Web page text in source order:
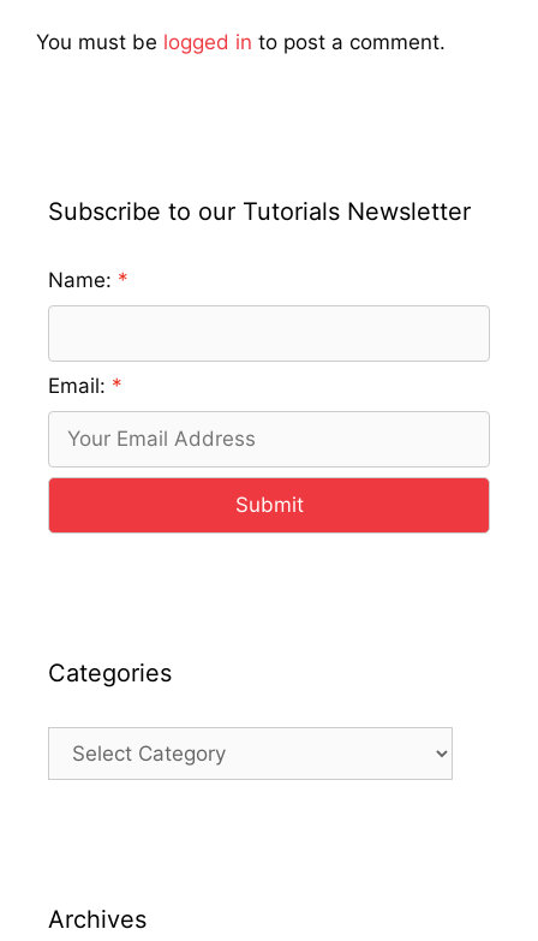
You must be logged in to post a comment.
Subscribe to our Tutorials Newsletter
Name:
Email:
Submit
Categories
Categories
Archives